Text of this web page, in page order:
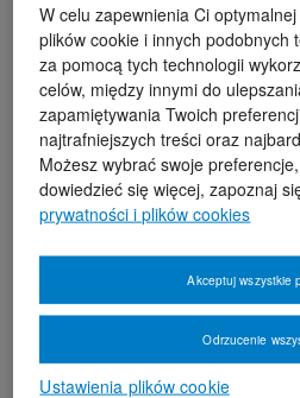
W celu zapewnienia Ci
plików cookie i innych podobnych
za pomocą tych technologii
celów, między innymi do
zapamiętywania Twoich
najtrafniejszych treści oraz
Możesz wybrać swoje
dowiedzieć się więcej, zapoznaj
prywatności i plików cookies
Ustawienia plików cookie
Odrzucenie
Akceptuj wszystkie